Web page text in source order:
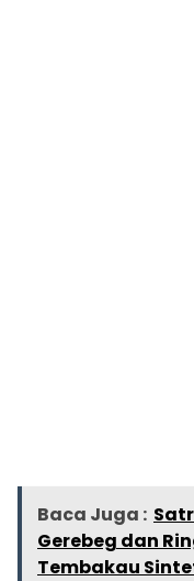
Baca Juga :
Gerebeg dan
Tembakau